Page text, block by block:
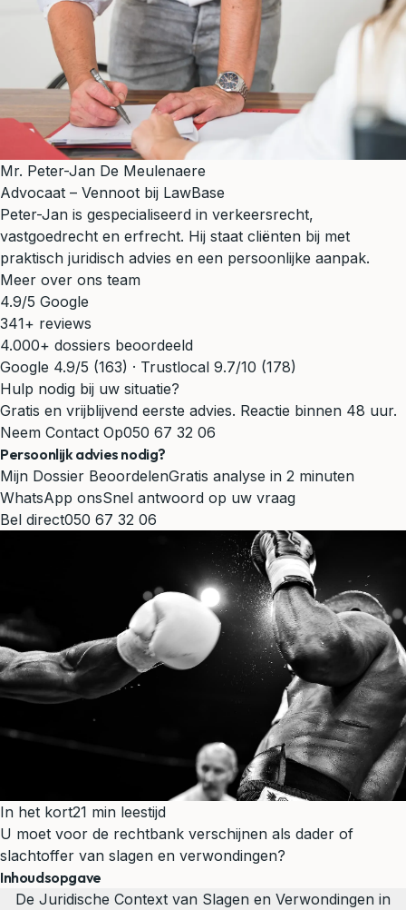
Mr. Peter-Jan De Meulenaere
Advocaat – Vennoot bij LawBase
Peter-Jan is gespecialiseerd in verkeersrecht,
vastgoedrecht en erfrecht. Hij staat cliënten bij met
praktisch juridisch advies en een persoonlijke aanpak.
Meer over ons team
4.9/5 Google
341+ reviews
4.000+ dossiers beoordeeld
Google 4.9/5 (163) · Trustlocal 9.7/10 (178)
Hulp nodig bij uw situatie?
Gratis en vrijblijvend eerste advies. Reactie binnen 48 uur.
Neem Contact Op050 67 32 06
Persoonlijk advies nodig?
Mijn Dossier BeoordelenGratis analyse in 2 minuten
WhatsApp onsSnel antwoord op uw vraag
Bel direct050 67 32 06
In het kort21 min leestijd
U moet voor de rechtbank verschijnen als dader of
slachtoffer van slagen en verwondingen?
Inhoudsopgave
De Juridische Context van Slagen en Verwondingen in